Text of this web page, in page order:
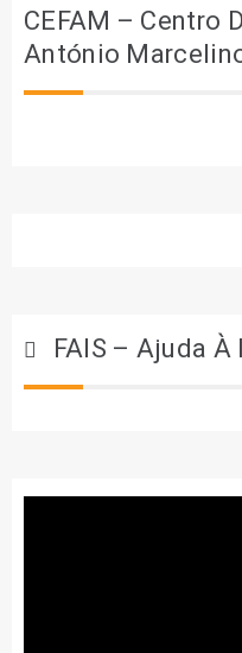
CEFAM – Centro
António
FAIS – Ajuda